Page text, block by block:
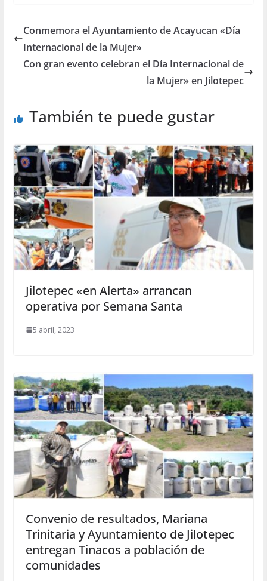
Conmemora el Ayuntamiento de Acayucan «Día
Internacional de la Mujer»
Con gran evento celebran el Día Internacional de
la Mujer» en Jilotepec
También te puede gustar
Jilotepec «en Alerta» arrancan
operativa por Semana Santa
5 abril, 2023
Convenio de resultados, Mariana
Trinitaria y Ayuntamiento de Jilotepec
entregan Tinacos a población de
comunidades